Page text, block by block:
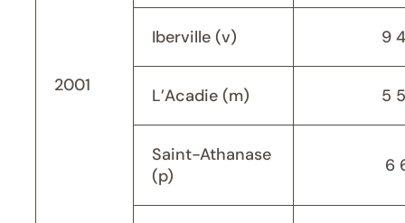
2001
Iberville (v) 9
L’Acadie (m) 5
Saint-Athanase
(p)
6